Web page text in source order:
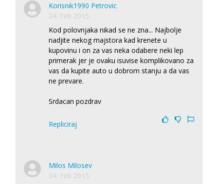
Korisnik1990 Petrovic
24. Feb 2015.
Kod polovnjaka nikad se ne zna... Najbolje
nadjite nekog majstora kad krenete u
kupovinu i on za vas neka odabere neki lep
primerak jer je ovaku isuvise komplikovano za
vas da kupite auto u dobrom stanju a da vas
ne prevare.
Srdacan pozdrav
Repliciraj
Milos Milosev
24. Feb 2015.